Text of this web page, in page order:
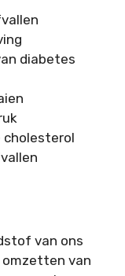
diabetes
van ons
omzetten van